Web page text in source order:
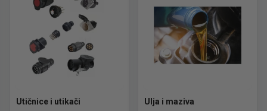
Utičnice i utikači Ulja i maziva